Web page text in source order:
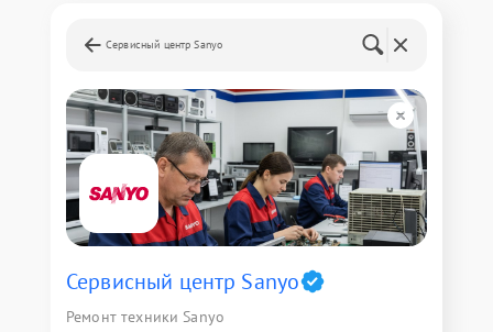
Сервисный центр Sanyo
Сервисный центр Sanyo
Ремонт техники Sanyo